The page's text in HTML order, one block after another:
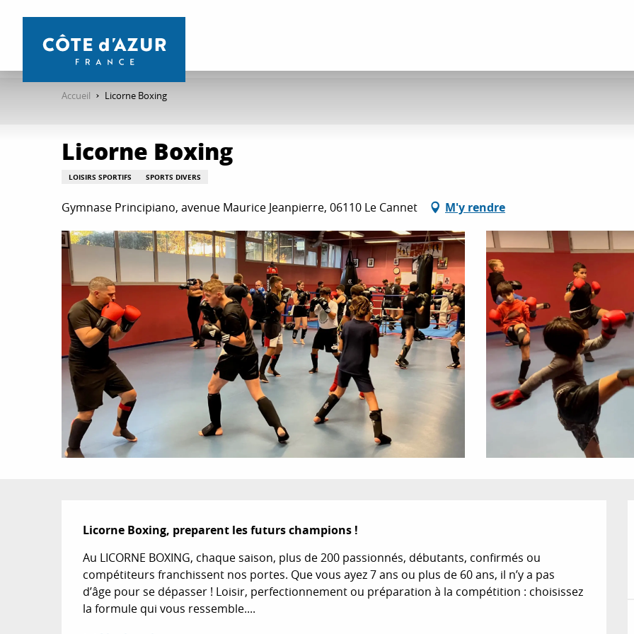
contenu
Accueil Licorne Boxing
Licorne Boxing
LOISIRS SPORTIFS SPORTS DIVERS
Gymnase Principiano, avenue Maurice Jeanpierre, 06110 Le Cannet M'y rendre
Description
Licorne Boxing, preparent les futurs champions !
Au LICORNE BOXING, chaque saison, plus de 200 passionnés, débutants, confirmés ou
compétiteurs franchissent nos portes. Que vous ayez 7 ans ou plus de 60 ans, il n’y a pas
d’âge pour se dépasser ! Loisir, perfectionnement ou préparation à la compétition : choisissez
la formule qui vous ressemble....